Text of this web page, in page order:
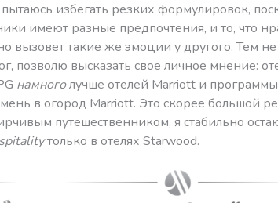
избегать резких формулировок,
имеют разные предпочтения, и то, что
вызовет такие же эмоции у другого. Тем
позволю высказать свое личное мнение:
намноголучше отелей Marriott и
в огород Marriott. Это скорее большой
путешественником, я стабильно
только в отелях Starwood.